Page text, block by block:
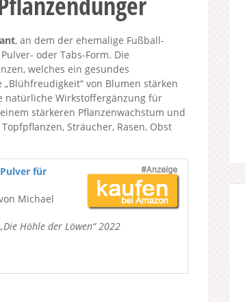
, an dem der ehemalige Fußball-
oder Tabs-Form. Die
welches ein gesundes
von Blumen stärken
natürliche Wirkstoffergänzung für
stärkeren Pflanzenwachstum und
Sträucher, Rasen, Obst
für
Michael
Höhle der Löwen“ 2022